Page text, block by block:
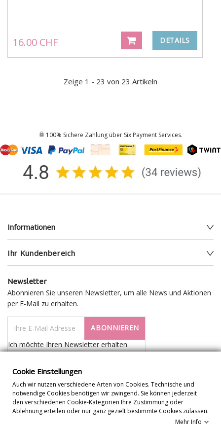
16.00 CHF DETAILS
Zeige 1 - 23 von 23 Artikeln
100% Sichere Zahlung über Six Payment Services.
Informationen
Ihr Kundenbereich
Newsletter
Abonnieren Sie unseren Newsletter, um alle News und Aktionen
per E-Mail zu erhalten.
ABONNIEREN
Ich möchte Ihren Newsletter erhalten
Cookie Einstellungen
Auch wir nutzen verschiedene Arten von Cookies. Technische und
notwendige Cookies benötigen wir zwingend. Sie können jederzeit
den verschiedenen Cookie-Kategorien Ihre Zustimmung oder
Ablehnung erteilen oder nur ganz gezielt bestimmte Cookies zulassen.
Mehr Info